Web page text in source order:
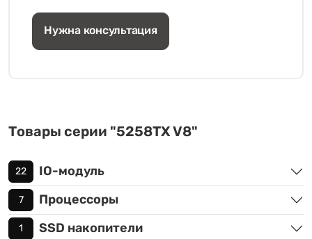
Нужна консультация
Товары серии "5258TX V8"
22 IO-модуль
7 Процессоры
1 SSD накопители